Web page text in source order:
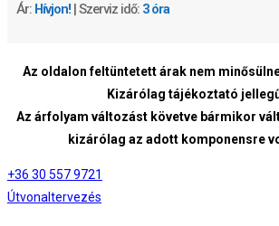
Ár: Hívjon! | Szerviz idő: 3 óra
Az oldalon feltüntetett árak nem
Kizárólag tájékoztató
Az árfolyam változást követve bármikor
kizárólag az adott komponensre
+36 30 557 9721
Útvonaltervezés